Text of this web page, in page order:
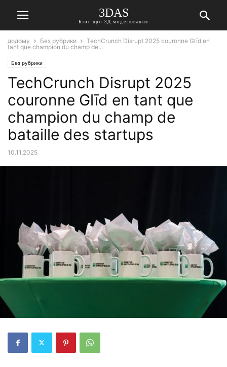
3DAS
Блог про 3Д моделювання
додому Без рубрики
TechCrunch Disrupt 2025 couronne Glīd en
tant que champion du champ de...
Без рубрики
TechCrunch Disrupt 2025
couronne Glīd en tant que
champion du champ de
bataille des startups
10.11.2025